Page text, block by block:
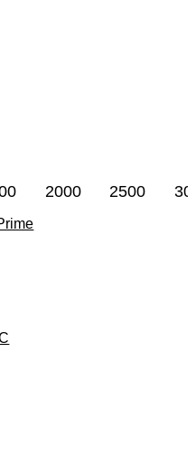
2000 2500